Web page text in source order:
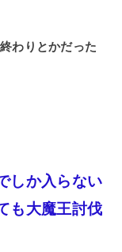
わりとかだった
しか入らない
も大魔王討伐